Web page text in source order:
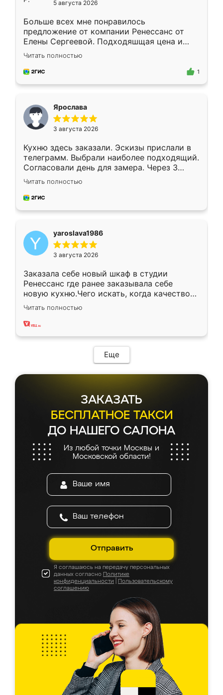
5 августа 2026
Больше всех мне понравилось
предложение от компании Ренессанс от
Елены Сергеевой. Подходяшщая цена и
короткие сроки изготовления. Приехавший
для замера сотрудник Владислав
предложил по моему эскизу самый
Читать полностью
1
Ярослава
3 августа 2026
Кухню здесь заказали. Эскизы прислали в
телеграмм. Выбрали наиболее подходящий.
Согласовали день для замера. Через 3
недели кухня была уже готова. Остались
довольны работой. Спасибо Ренессанс
мебель за качественную работу!
Читать полностью
yaroslava1986
3 августа 2026
Заказала себе новый шкаф в студии
Ренессанс где ранее заказывала себе
новую кухню.Чего искать, когда качеством
вполне довольна. Служит кухня уже почти
два года, нареканий нет.
Читать полностью
Еще
ЗАКАЗАТЬ
БЕСПЛАТНОЕ ТАКСИ
ДО НАШЕГО САЛОНА
Из любой точки Москвы и
Московской области!
Отправить
Я соглашаюсь на передачу персональных
данных согласно Политике
конфиденциальности
Пользовательскому
соглашению